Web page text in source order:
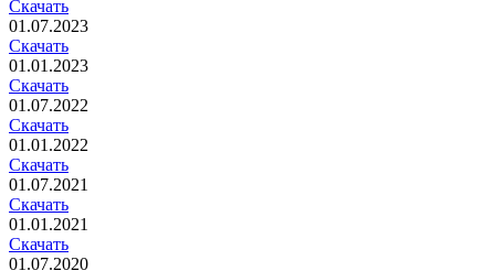
Скачать
01.07.2023
Скачать
01.01.2023
Скачать
01.07.2022
Скачать
01.01.2022
Скачать
01.07.2021
Скачать
01.01.2021
Скачать
01.07.2020